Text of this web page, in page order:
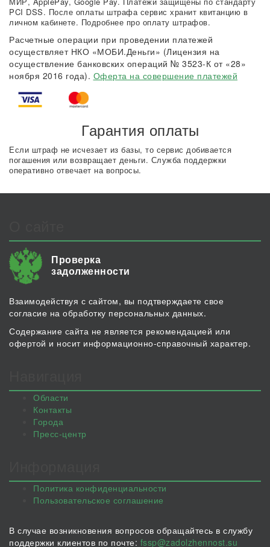
PCI DSS. После оплаты штрафа сервис хранит квитанцию в
личном кабинете. Подробнее про оплату штрафов.
Расчетные операции при проведении платежей
осуществляет НКО «МОБИ.Деньги» (Лицензия на
осуществление банковских операций № 3523-К от «28»
ноября 2016 года). Оферта на совершение платежей
Гарантия оплаты
Если штраф не исчезает из базы, то сервис добивается
погашения или возвращает деньги. Служба поддержки
оперативно отвечает на вопросы.
Проверка
задолженности
Взаимодействуя с сайтом, вы подтверждаете свое
согласие на обработку персональных данных.
Содержание сайта не является рекомендацией или
офертой и носит информационно-справочный характер.
Области
Контакты
Города
Пресс-центр
Политика конфиденциальности
Пользовательское соглашение
В случае возникновения вопросов обращайтесь в службу
поддержки клиентов по почте: fssp@zadolzhennost.su